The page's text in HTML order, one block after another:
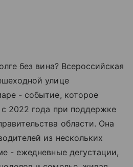
без вина? Всероссийская
улице
- событие, которое
2022 года при поддержке
области. Она
из нескольких
- ежедневные дегустации,